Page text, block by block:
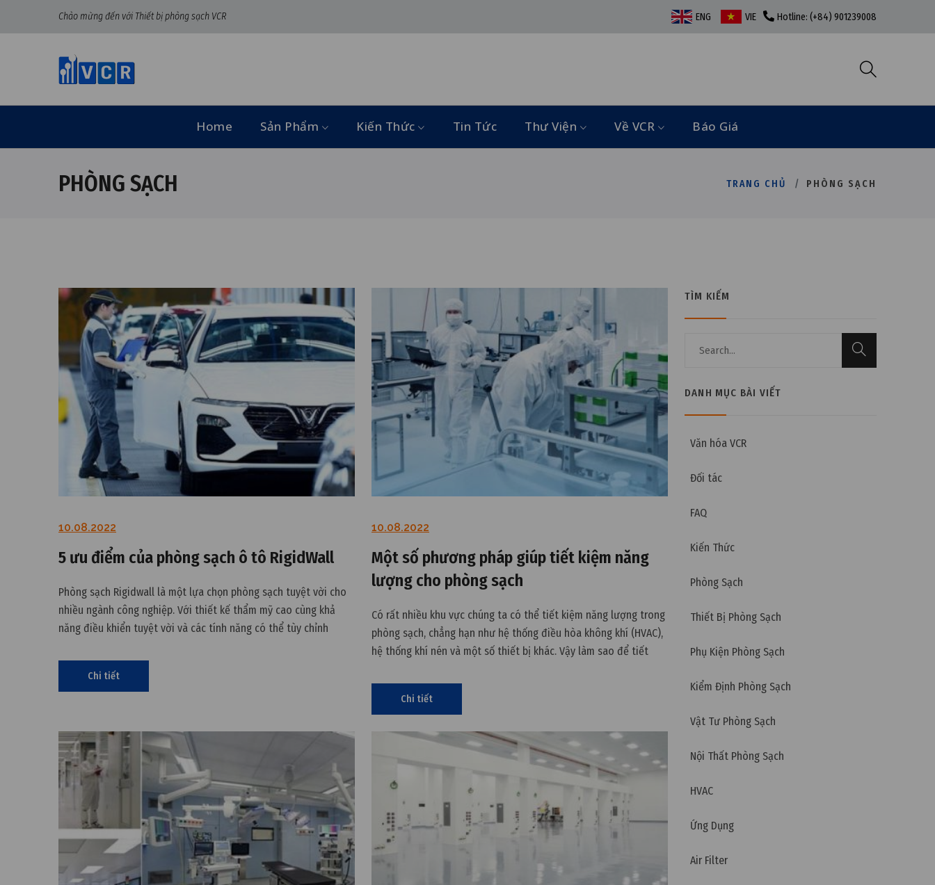
Chào mừng đến với Thiết bị phòng sạch VCR ENG VIE Hotline: (+84) 901239008
Home Sản Phẩm Kiến Thức Tin Tức Thư Viện Về VCR Báo Giá
PHÒNG SẠCH TRANG CHỦ PHÒNG SẠCH
10.08.2022
5 ưu điểm của phòng sạch ô tô RigidWall
Phòng sạch Rigidwall là một lựa chọn phòng sạch tuyệt vời cho
nhiều ngành công nghiệp. Với thiết kế thẩm mỹ cao cùng khả
năng điều khiển tuyệt vời và các tính năng có thể tùy chỉnh
Vậy hãy
Chi tiết
10.08.2022
Một số phương pháp giúp tiết kiệm năng
lượng cho phòng sạch
Có rất nhiều khu vực chúng ta có thể tiết kiệm năng lượng trong
phòng sạch, chẳng hạn như hệ thống điều hòa không khí (HVAC),
hệ thống khí nén và một số thiết bị khác. Vậy làm sao để tiết
giúp
Chi tiết
TÌM KIẾM
DANH MỤC BÀI VIẾT
Văn hóa VCR
Đối tác
FAQ
Kiến Thức
Phòng Sạch
Thiết Bị Phòng Sạch
Phụ Kiện Phòng Sạch
Kiểm Định Phòng Sạch
Vật Tư Phòng Sạch
Nội Thất Phòng Sạch
HVAC
Ứng Dụng
Air Filter